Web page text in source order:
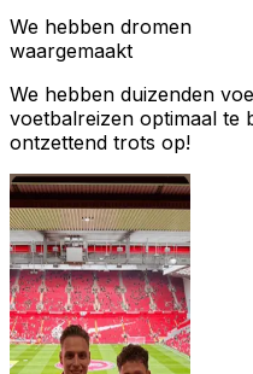
We hebben dromen
waargemaakt
We hebben duizenden
voetbalreizen optimaal te
ontzettend trots op!